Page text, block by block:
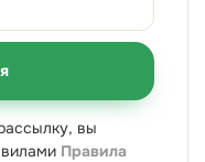
вы
Правила